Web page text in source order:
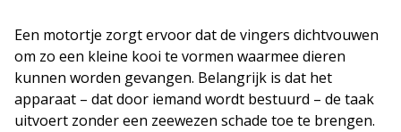
Een motortje zorgt ervoor dat de vingers dichtvouwen
om zo een kleine kooi te vormen waarmee dieren
kunnen worden gevangen. Belangrijk is dat het
apparaat – dat door iemand wordt bestuurd – de taak
uitvoert zonder een zeewezen schade toe te brengen.